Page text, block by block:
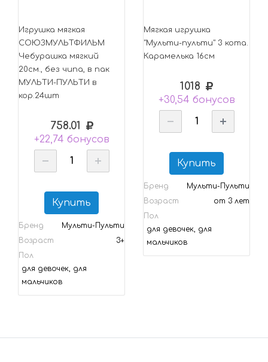
Игрушка мягкая
СОЮЗМУЛЬТФИЛЬМ
Чебурашка мягкий
20см., без чипа, в пак
МУЛЬТИ-ПУЛЬТИ в
кор.24шт
758.01
+22,74 бонусов
Купить
Бренд
Мульти-Пульти
Возраст
3+
Пол
для девочек, для
мальчиков
Мягкая игрушка
"Мульти-пульти" 3 кота.
Карамелька 16см
1018
+30,54 бонусов
Купить
Бренд
Мульти-Пульти
Возраст
от 3 лет
Пол
для девочек, для
мальчиков